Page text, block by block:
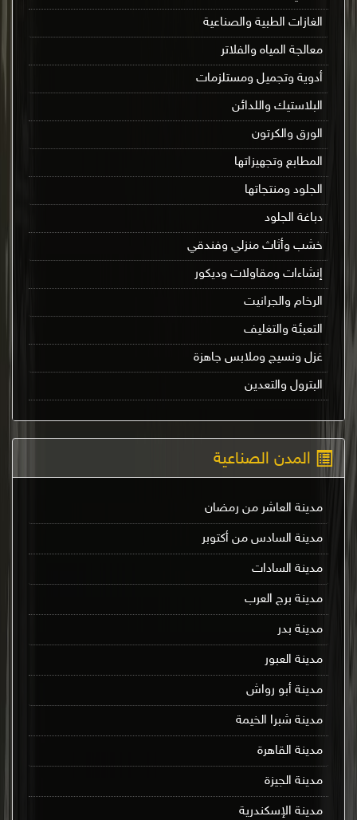
الغازات الطبية والصناعية
معالجة المياه والفلاتر
أدوية وتجميل ومستلزمات
البلاستيك واللدائن
الورق والكرتون
المطابع وتجهيزاتها
الجلود ومنتجاتها
دباغة الجلود
خشب وأثاث منزلي وفندقي
إنشاءات ومقاولات وديكور
الرخام والجرانيت
التعبئة والتغليف
غزل ونسيج وملابس جاهزة
البترول والتعدين
المدن الصناعية
مدينة العاشر من رمضان
مدينة السادس من أكتوبر
مدينة السادات
مدينة برج العرب
مدينة بدر
مدينة العبور
مدينة أبو رواش
مدينة شبرا الخيمة
مدينة القاهرة
مدينة الجيزة
مدينة الإسكندرية